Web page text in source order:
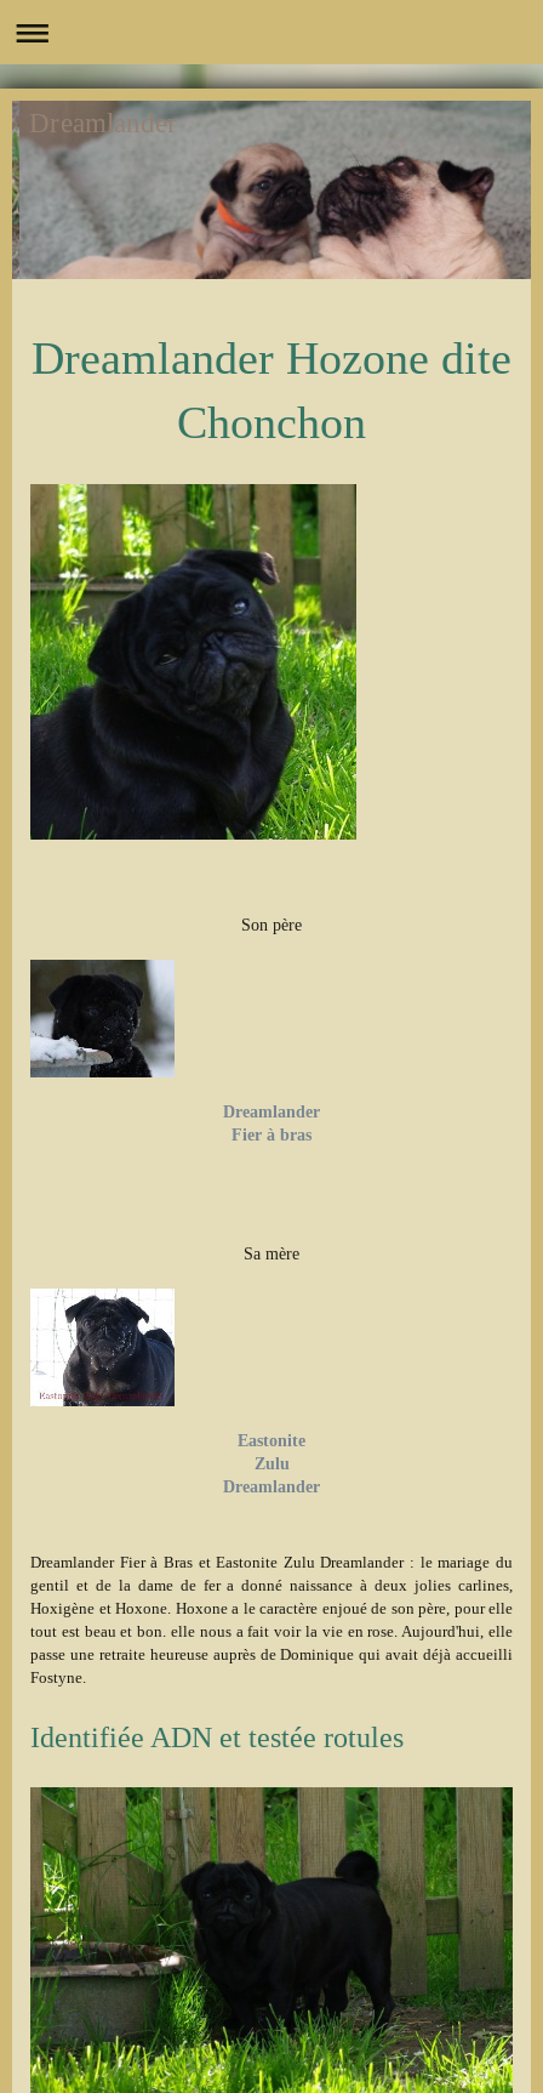
Dreamlander
Dreamlander Hozone dite
Chonchon
Son père
Dreamlander
Fier à bras
Sa mère
Eastonite
Zulu
Dreamlander
Dreamlander Fier à Bras et Eastonite Zulu Dreamlander : le mariage du
gentil et de la dame de fer a donné naissance à deux jolies carlines,
Hoxigène et Hoxone. Hoxone a le caractère enjoué de son père, pour elle
tout est beau et bon. elle nous a fait voir la vie en rose. Aujourd'hui, elle
passe une retraite heureuse auprès de Dominique qui avait déjà accueilli
Fostyne.
Identifiée ADN et testée rotules